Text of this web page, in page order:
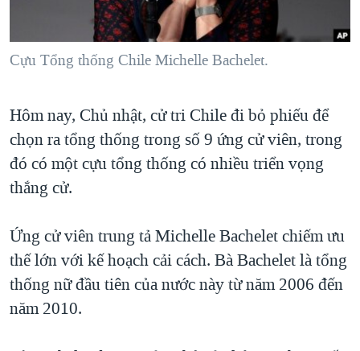
NGƯỜI VIỆT HẢI NGOẠI
ĐỜI SỐNG
SỨC KHOẺ
VĂN HOÁ
THỂ THAO
HÀNH TRÌNH BẦU CỬ 2024
MỘT NĂM CHIẾN TRANH TẠI DẢI GAZA
NGÀY TỊ NẠN THẾ GIỚI
TRỊNH VĨNH BÌNH - NGƯỜI HẠ 'BÊN THẮNG CUỘC'
CÁC GIÁ TRỊ CỘNG HÒA Ở VIỆT NAM
THƯỢNG ĐỈNH TRUMP-KIM TẠI VIỆT NAM
TRỊNH VĨNH BÌNH VS. CHÍNH PHỦ VIỆT NAM
NGHE
Ngôn ngữ khác
Cựu Tổng thống Chile Michelle Bachelet.
Hôm nay, Chủ nhật, cử tri Chile đi bỏ phiếu để
chọn ra tổng thống trong số 9 ứng cử viên, trong
đó có một cựu tổng thống có nhiều triển vọng
thắng cử.
Ứng cử viên trung tả Michelle Bachelet chiếm ưu
thế lớn với kế hoạch cải cách. Bà Bachelet là tổng
thống nữ đầu tiên của nước này từ năm 2006 đến
năm 2010.